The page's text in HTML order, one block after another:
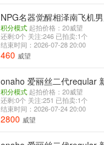
积分模式起拍价格：20威望
还剩:0个 关注:246 已拍卖:1个
结束时间：2026-07-28 20:00
460 威望
积分模式起拍价格：20威望
还剩:0个 关注:251 已拍卖:1个
结束时间：2026-07-24 20:00
2800 威望